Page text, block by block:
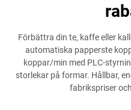
Förbättra din te, kaffe eller
automatiska papperste
koppar/min med PLC-
storlekar på formar. Hållbar,
fabrikspriser